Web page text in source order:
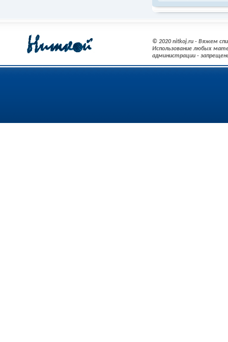
© 2020 nitkoj.ru - Вяжем
Использование любых
администрации -